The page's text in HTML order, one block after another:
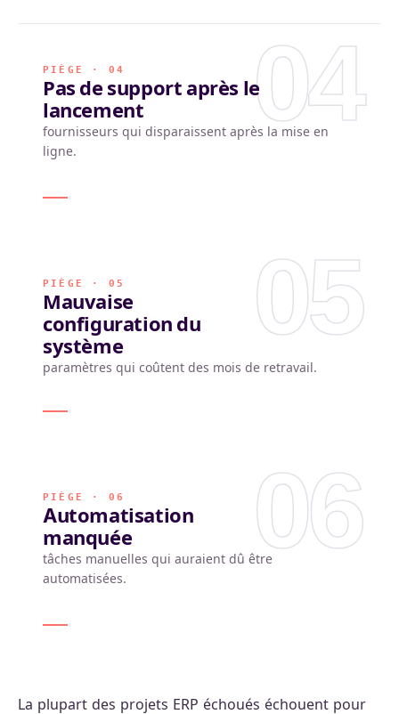
04
PIÈGE · 04
Pas de support après le
lancement
fournisseurs qui disparaissent après la mise en
ligne.
05
PIÈGE · 05
Mauvaise
configuration du
système
paramètres qui coûtent des mois de retravail.
06
PIÈGE · 06
Automatisation
manquée
tâches manuelles qui auraient dû être
automatisées.
La plupart des projets ERP échoués échouent pour